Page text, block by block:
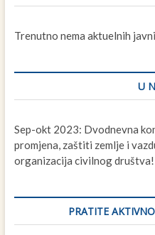
Trenutno nema aktuelnih
U
Sep-okt 2023: Dvodnevna
promjena, zaštiti zemlje i
organizacija civilnog društva!
PRATITE